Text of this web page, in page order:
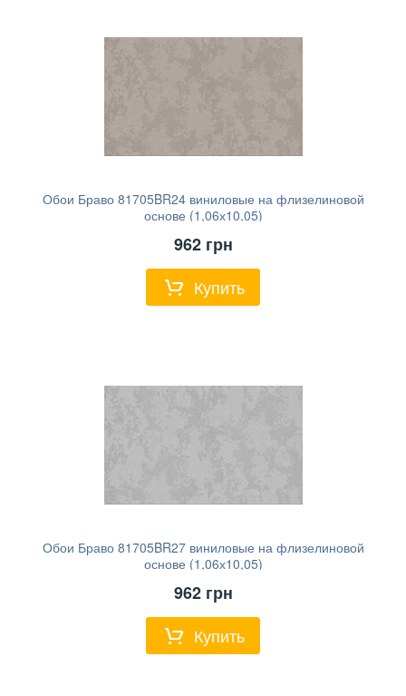
Обои Браво 81705BR24 виниловые на флизелиновой
основе (1,06х10,05)
962грн
Купить
Обои Браво 81705BR27 виниловые на флизелиновой
основе (1,06х10,05)
962грн
Купить